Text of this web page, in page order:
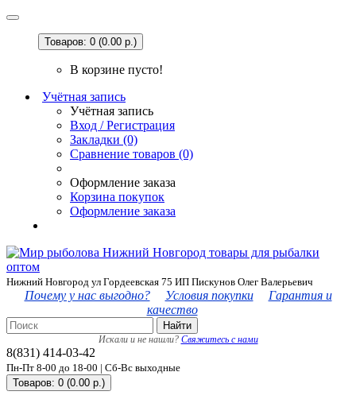
Товаров: 0 (0.00 р.)
В корзине пусто!
Учётная запись
Учётная запись
Вход / Регистрация
Закладки (0)
Сравнение товаров (0)
Оформление заказа
Корзина покупок
Оформление заказа
Нижний Новгород ул Гордеевская 75 ИП Пискунов Олег Валерьевич
Почему у нас выгодно? Условия покупки
Гарантия и
качество
Найти
Искали и не нашли? Свяжитесь с нами
8(831) 414-03-42
Пн-Пт 8-00 до 18-00 | Сб-Вс выходные
Товаров: 0 (0.00 р.)